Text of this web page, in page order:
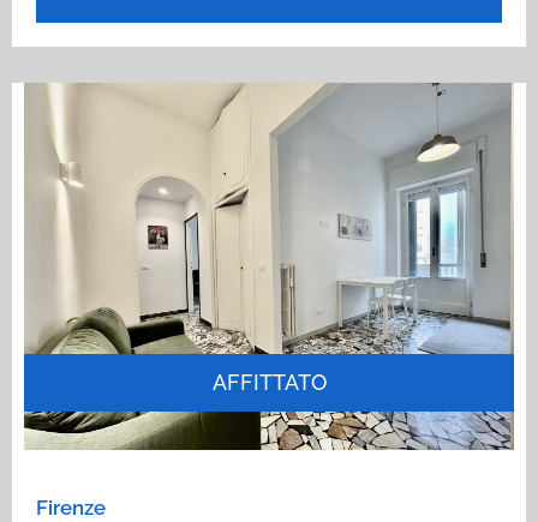
AFFITTATO
Firenze